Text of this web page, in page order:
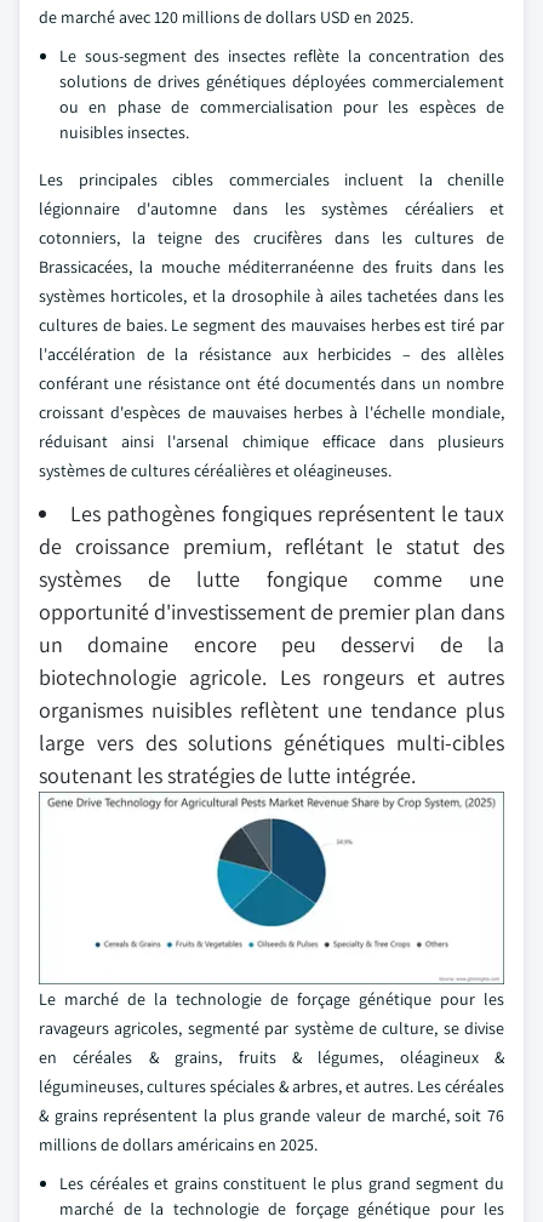
de marché avec 120 millions de dollars USD en 2025.
Le sous-segment des insectes reflète la concentration des
solutions de drives génétiques déployées commercialement
ou en phase de commercialisation pour les espèces de
nuisibles insectes.
Les principales cibles commerciales incluent la chenille
légionnaire d'automne dans les systèmes céréaliers et
cotonniers, la teigne des crucifères dans les cultures de
Brassicacées, la mouche méditerranéenne des fruits dans les
systèmes horticoles, et la drosophile à ailes tachetées dans les
cultures de baies. Le segment des mauvaises herbes est tiré par
l'accélération de la résistance aux herbicides – des allèles
conférant une résistance ont été documentés dans un nombre
croissant d'espèces de mauvaises herbes à l'échelle mondiale,
réduisant ainsi l'arsenal chimique efficace dans plusieurs
systèmes de cultures céréalières et oléagineuses.
Les pathogènes fongiques représentent le taux
de croissance premium, reflétant le statut des
systèmes de lutte fongique comme une
opportunité d'investissement de premier plan dans
un domaine encore peu desservi de la
biotechnologie agricole. Les rongeurs et autres
organismes nuisibles reflètent une tendance plus
large vers des solutions génétiques multi-cibles
soutenant les stratégies de lutte intégrée.
Le marché de la technologie de forçage génétique pour les
ravageurs agricoles, segmenté par système de culture, se divise
en céréales & grains, fruits & légumes, oléagineux &
légumineuses, cultures spéciales & arbres, et autres. Les céréales
& grains représentent la plus grande valeur de marché, soit 76
millions de dollars américains en 2025.
Les céréales et grains constituent le plus grand segment du
marché de la technologie de forçage génétique pour les